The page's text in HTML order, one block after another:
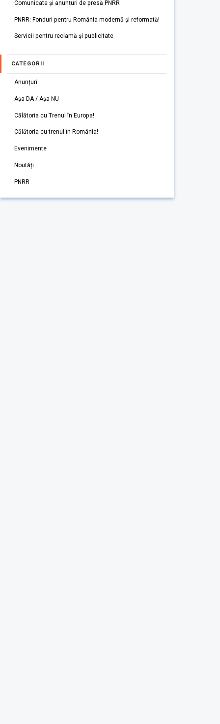
Comunicate și anunțuri de presă PNRR
PNRR: Fonduri pentru România modernă și reformată!
Servicii pentru reclamă și publicitate
CATEGORII
Anunțuri
Așa DA / Așa NU
Călătoria cu Trenul în Europa!
Călătoria cu trenul în România!
Evenimente
Noutăți
PNRR